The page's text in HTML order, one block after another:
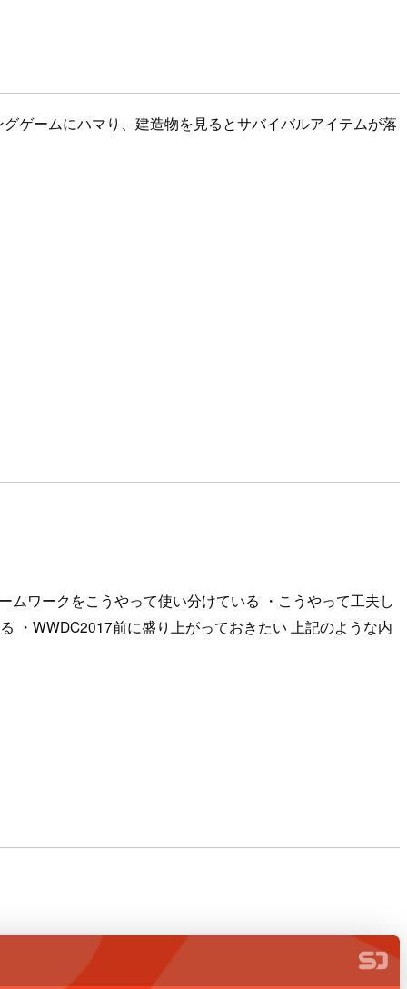
ゲームにハマり、建造物を見るとサバイバルアイテムが落
ワークをこうやって使い分けている ・こうやって工夫し
・WWDC2017前に盛り上がっておきたい 上記のような内